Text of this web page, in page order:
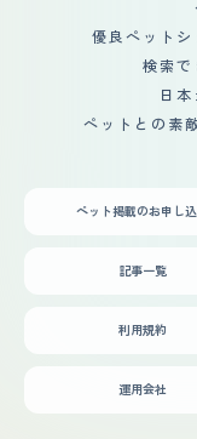
優良ペット
検索で
日
ペットとの素
ペット掲載のお申し
記事一覧
利用規約
運用会社